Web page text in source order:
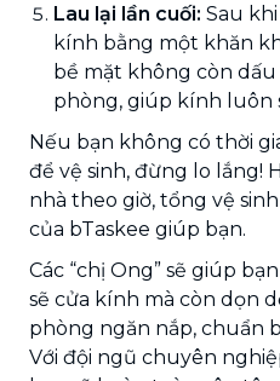
Lau lại lần cuối: Sau
kính bằng một khăn
bề mặt không còn
phòng, giúp kính luôn
Nếu bạn không có thời
để vệ sinh, đừng lo lắng!
nhà theo giờ, tổng vệ
của bTaskee giúp bạn.
Các “chị Ong” sẽ giúp
sẽ cửa kính mà còn dọn
phòng ngăn nắp, chuẩn
Với đội ngũ chuyên